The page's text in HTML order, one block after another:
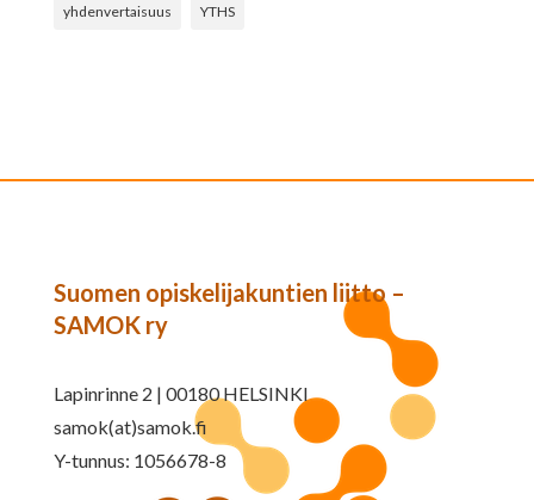
yhdenvertaisuus YTHS
Suomen opiskelijakuntien liitto –
SAMOK ry
Lapinrinne 2 | 00180 HELSINKI
samok(at)samok.fi
Y-tunnus: 1056678-8